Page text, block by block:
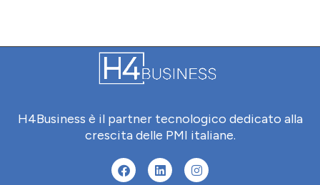
H4Business è il partner tecnologico dedicato alla
crescita delle PMI italiane.